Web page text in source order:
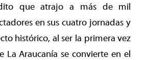
que atrajo a más de mil
en sus cuatro jornadas y
histórico, al ser la primera vez
La Araucanía se convierte en el